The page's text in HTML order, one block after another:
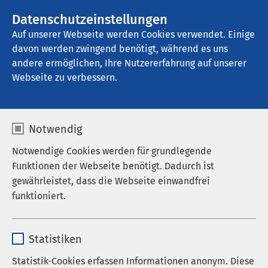
Datenschutzeinstellungen
Auf unserer Webseite werden Cookies verwendet. Einige
davon werden zwingend benötigt, während es uns
andere ermöglichen, Ihre Nutzererfahrung auf unserer
Webseite zu verbessern.
Notwendig
Notwendige Cookies werden für grundlegende
Funktionen der Webseite benötigt. Dadurch ist
gewährleistet, dass die Webseite einwandfrei
funktioniert.
Anbieter sgalinski
Statistiken
Statistik-Cookies erfassen Informationen anonym. Diese
AMEOS Klinikum Staßfurt
30.11.2021 AMEOS Klinikum Aschersleben
Ab 1. Dezember 3G-Plus-Regel
bei AMEOS
An den AMEOS Klinika der Region Ost gelten
ab Mittwoch, 01. Dezember 2021 neue